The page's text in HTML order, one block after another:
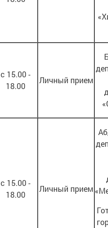
с 15.00 -
18.00
Личный прием
с 15.00 -
18.00
Личный прием